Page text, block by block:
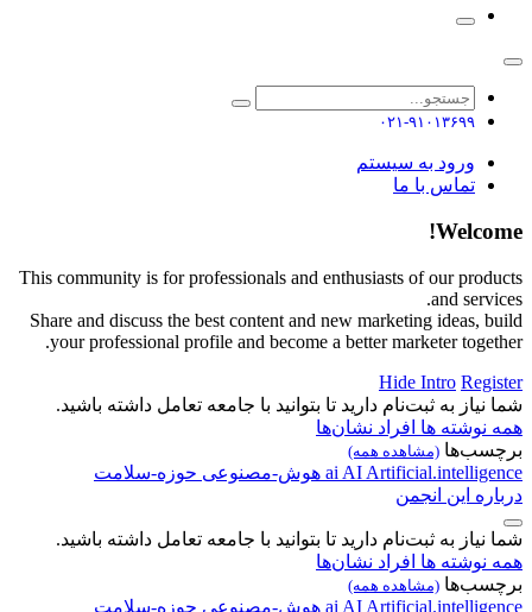
۰۲۱-۹۱۰۱۳۶۹۹
ورود به سیستم
تماس با ما
Welcome!
This community is for professionals and enthusiasts of our products
and services.
Share and discuss the best content and new marketing ideas, build
your professional profile and become a better marketer together.
Hide Intro Register
شما نیاز به ثبت‌نام دارید تا بتوانید با جامعه تعامل داشته باشید.
همه نوشته ها افراد نشان‌ها
برچسب‌ها (مشاهده همه)
ai AI Artificial.intelligence هوش-مصنوعی حوزه-سلامت
درباره این انجمن
شما نیاز به ثبت‌نام دارید تا بتوانید با جامعه تعامل داشته باشید.
همه نوشته ها افراد نشان‌ها
برچسب‌ها (مشاهده همه)
ai AI Artificial.intelligence هوش-مصنوعی حوزه-سلامت